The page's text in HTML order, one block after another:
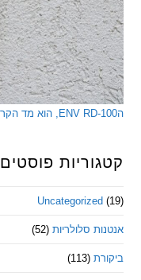
פוסטים
סלולריות (52)